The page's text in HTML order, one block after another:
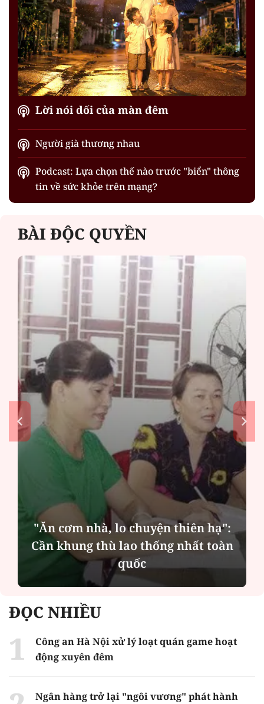
Lời nói dối của màn đêm
Người già thương nhau
Podcast: Lựa chọn thế nào trước "biển" thông
tin về sức khỏe trên mạng?
BÀI ĐỘC QUYỀN
"Ăn cơm nhà, lo chuyện thiên hạ":
Cần khung thù lao thống nhất toàn
quốc
ĐỌC NHIỀU
Công an Hà Nội xử lý loạt quán game hoạt
động xuyên đêm
Ngân hàng trở lại "ngôi vương" phát hành